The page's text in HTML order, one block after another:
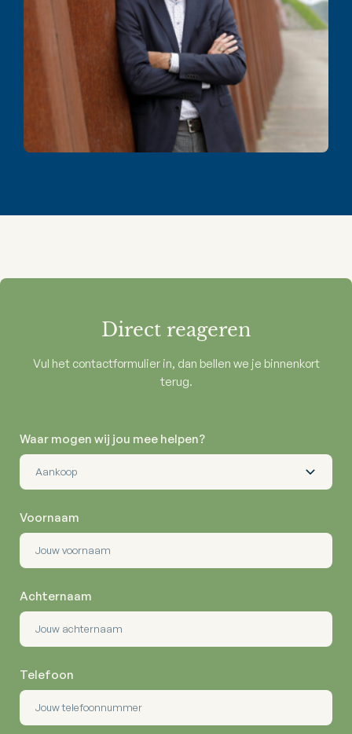
Direct reageren
Vul het contactformulier in, dan bellen we je binnenkort
terug.
Waar mogen wij jou mee helpen?
Voornaam
Achternaam
Telefoon